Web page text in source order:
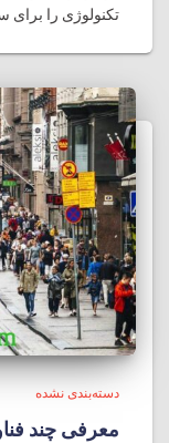
تکنولوژی را برای
دسته‌بندی نشده
معرفی چند